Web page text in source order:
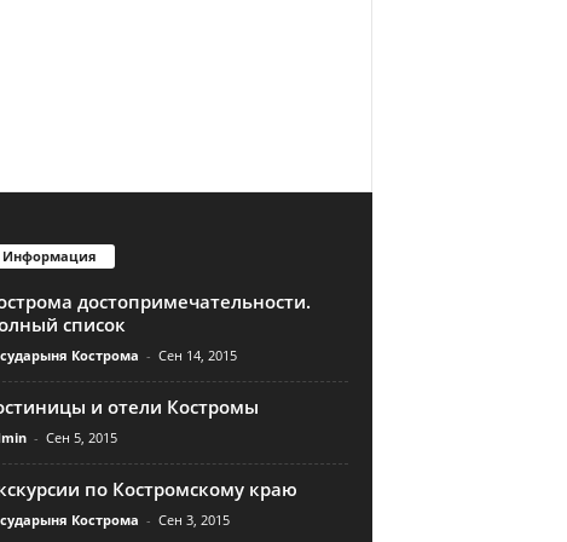
Информация
достопримечательности.
список
Кострома - Сен 14, 2015
и отели Костромы
- Сен 5, 2015
по Костромскому краю
Кострома - Сен 3, 2015